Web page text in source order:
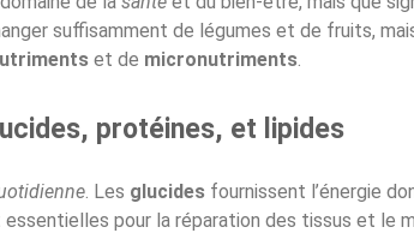
suffisamment de légumes et de fruits,
et de micronutriments.
protéines, et lipides
. Les glucides fournissent l’énergie
essentielles pour la réparation des tissus et le